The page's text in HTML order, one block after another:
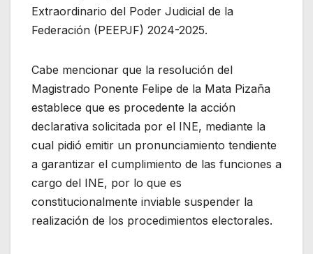
Extraordinario del Poder Judicial de la
Federación (PEEPJF) 2024-2025.
Cabe mencionar que la resolución del
Magistrado Ponente Felipe de la Mata Pizaña
establece que es procedente la acción
declarativa solicitada por el INE, mediante la
cual pidió emitir un pronunciamiento tendiente
a garantizar el cumplimiento de las funciones a
cargo del INE, por lo que es
constitucionalmente inviable suspender la
realización de los procedimientos electorales.